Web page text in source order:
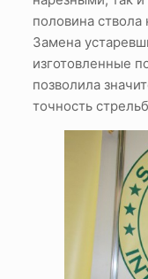
половина ствола
Замена
изготовленные
позволила
точность